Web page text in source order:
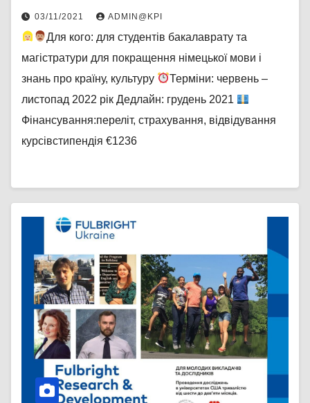
03/11/2021 ADMIN@KPI
Для кого: для студентів бакалаврату та
магістратури для покращення німецької мови і
знань про країну, культуру
Терміни: червень –
листопад 2022 рік Дедлайн: грудень 2021
Фінансування:переліт, страхування, відвідування
курсівстипендія €1236